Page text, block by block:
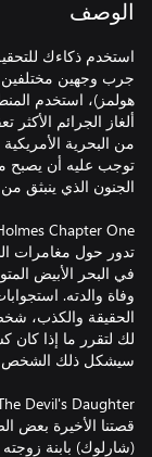
الوصف
جرب وجهين مختلفين
هولمز)، استخدم
ألغاز الجرائم الأكثر
من البحرية
توجب عليه أن يصبح
تدور حول مغامرات
في البحر الأبيض
وفاة والدته.
الحقيقة والكذب،
لك لتقرر ما إذا
قصتنا الأخيرة بعض
(شارلوك) بابنة